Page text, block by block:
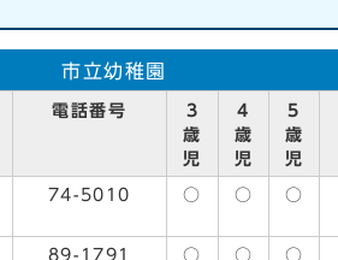
市立幼稚園
電話番号
3
歳
児
4
歳
児
5
歳
児
74-5010 ○ ○ ○
89-1791 ○ ○ ○